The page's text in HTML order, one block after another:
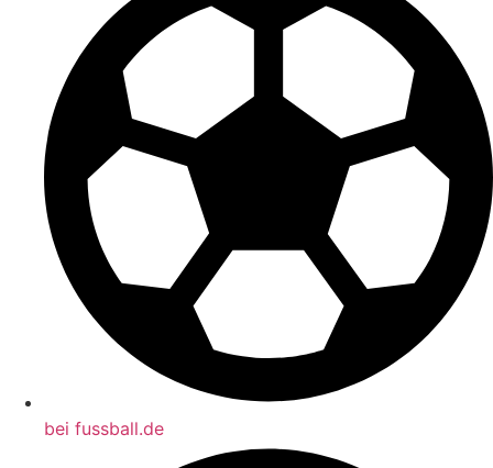
bei fussball.de